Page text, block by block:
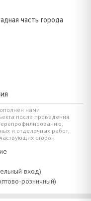
часть города
нами
после проведения
и отделочных работ,
сторон
вход)
розничный)